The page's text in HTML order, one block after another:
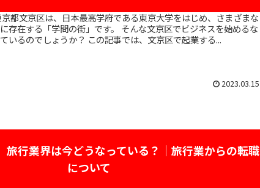
存在する「学問の街」です。 そんな文京区でビジネスを始めるな
いるのでしょうか？ この記事では、文京区で起業する...
2023.03.15
旅行業界は今どうなっている？｜旅行業からの転職
について